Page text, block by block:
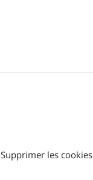
Supprimer les cookies